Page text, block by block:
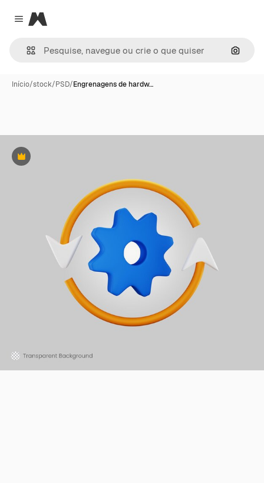
Close menu
Magnific
Início/stock/PSD/Engrenagens de hardw…
Premium